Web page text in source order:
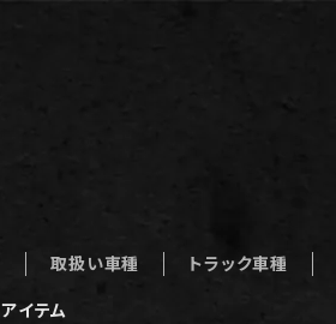
取扱い車種 トラック車種
アイテム